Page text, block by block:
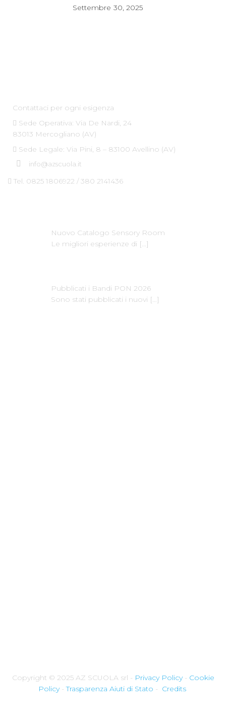
Settembre 30, 2025
Contattaci per ogni esigenza
Sede Operativa: Via De Nardi, 24
83013 Mercogliano (AV)
Sede Legale: Via Pini, 8 – 83100 Avellino (AV)
info@azscuola.it
Tel. 0825 1806922 / 380 2141436
Nuovo Catalogo Sensory Room
Le migliori esperienze di […]
Pubblicati i Bandi PON 2026
Sono stati pubblicati i nuovi […]
Copyright © 2025 AZ SCUOLA srl - Privacy Policy- Cookie
Policy-Trasparenza Aiuti di Stato - Credits